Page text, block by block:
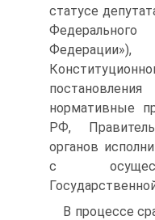
статусе
нормативные
РФ,
органов
с
В процессе